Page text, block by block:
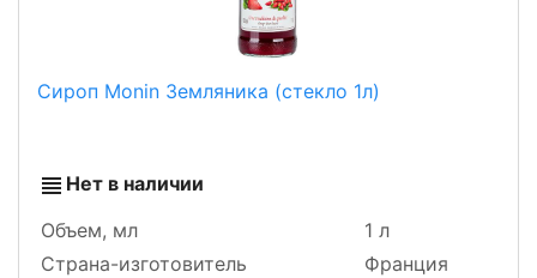
Сироп Monin Земляника (стекло 1л)
Нет в наличии
Объем, мл
1 л
Страна-изготовитель
Франция